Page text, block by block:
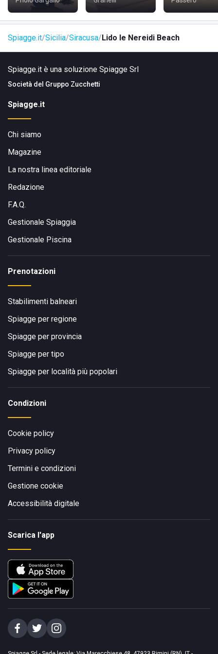
Spiagge.it Sicilia Siracusa Lido le Nereidi Beach
Spiagge.it è una soluzione Spiagge Srl
Società del Gruppo Zucchetti
Spiagge.it
Chi siamo
Magazine
La nostra linea editoriale
Redazione
F.A.Q.
Gestionale Spiaggia
Gestionale Piscina
Prenotazioni
Stabilimenti balneari
Spiagge per regione
Spiagge per provincia
Spiagge per tipo
Spiagge per località più popolari
Condizioni
Cookie policy
Privacy policy
Termini e condizioni
Gestione cookie
Accessibilità digitale
Scarica l'app